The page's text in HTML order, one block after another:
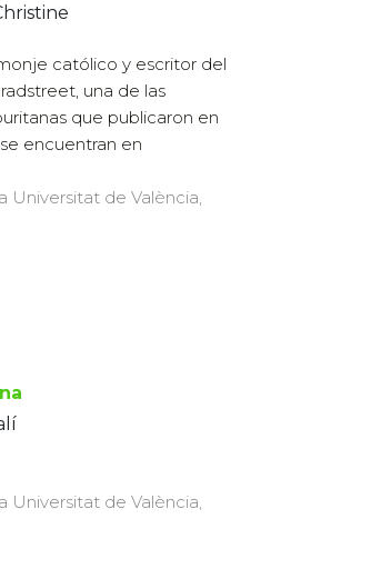
católico y escritor del
una de las
que publicaron en
encuentran en
Universitat de València,
Universitat de València,